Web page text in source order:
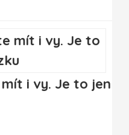
i vy. Je to jen